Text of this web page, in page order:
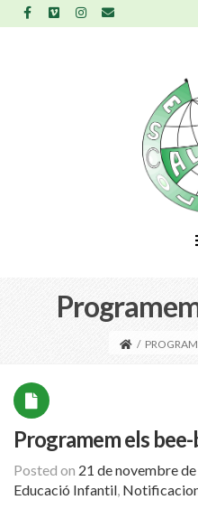
/
Programem els
Posted on 21 de novembre
Educació Infantil,